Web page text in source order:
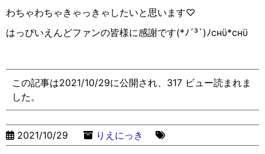
わちゃわちゃきゃっきゃしたいと思います♡
はっぴいえんどファンの皆様に感謝です(*ﾉ ´³`)ﾉcнϋ*cнϋ
この記事は2021/10/29に公開され、317 ビュー読まれま
した。
2021/10/29 りえにっき